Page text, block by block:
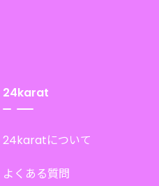
24karat
24karatについて
よくある質問